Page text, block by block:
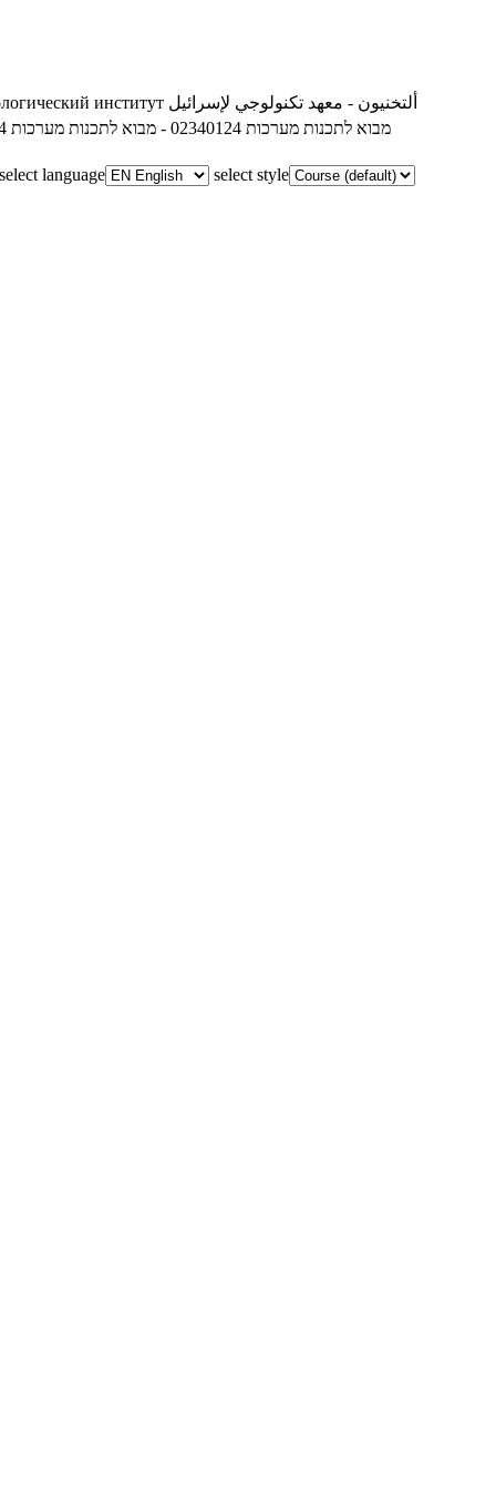
институт ألتخنيون - معهد تكنولوجي لإسرائيل
02340124 - מבוא לתכנות מערכות 02340124 - מבוא לתכנות מערכות
select language
select style